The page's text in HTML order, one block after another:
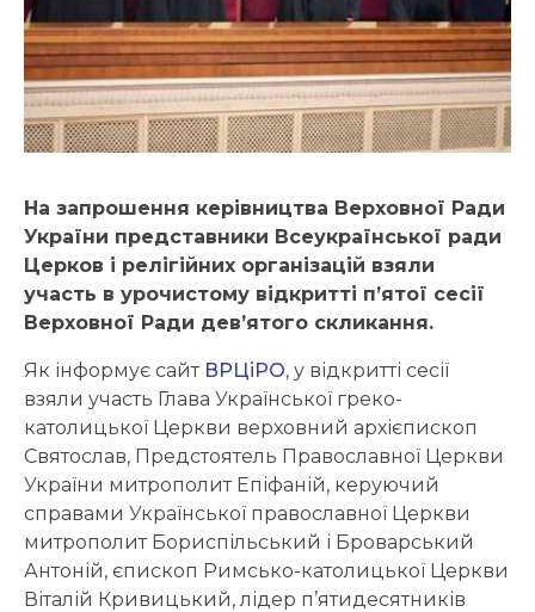
На запрошення керівництва Верховної Ради
України представники Всеукраїнської ради
Церков і релігійних організацій взяли
участь в урочистому відкритті п’ятої сесії
Верховної Ради дев’ятого скликання.
Як інформує сайт ВРЦіРО, у відкритті сесії
взяли участь Глава Української греко-
католицької Церкви верховний архієпископ
Святослав, Предстоятель Православної Церкви
України митрополит Епіфаній, керуючий
справами Української православної Церкви
митрополит Бориспільський і Броварський
Антоній, єпископ Римсько-католицької Церкви
Віталій Кривицький, лідер п’ятидесятників